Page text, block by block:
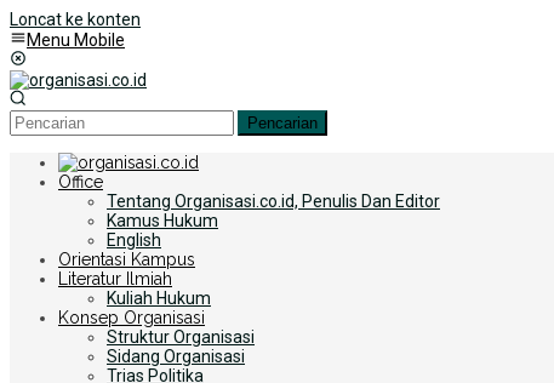
Loncat ke konten
Menu Mobile
Pencarian
Office
Tentang Organisasi.co.id, Penulis Dan Editor
Kamus Hukum
English
Orientasi Kampus
Literatur Ilmiah
Kuliah Hukum
Konsep Organisasi
Struktur Organisasi
Sidang Organisasi
Trias Politika